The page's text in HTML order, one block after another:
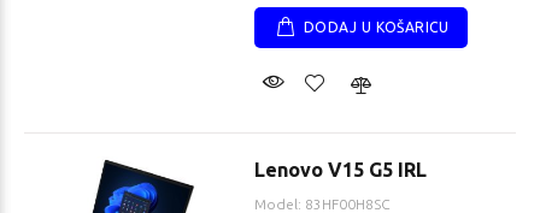
DODAJ U KOŠARICU
Lenovo V15 G5 IRL
Model: 83HF00H8SC